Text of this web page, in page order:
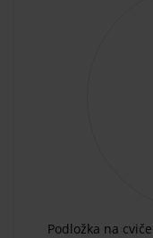
Podložka na